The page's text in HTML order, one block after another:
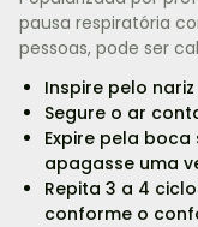
pausa respiratória
pessoas, pode ser
Inspire pelo
Segure o ar
Expire pela
apagasse uma
Repita 3 a 4
conforme o